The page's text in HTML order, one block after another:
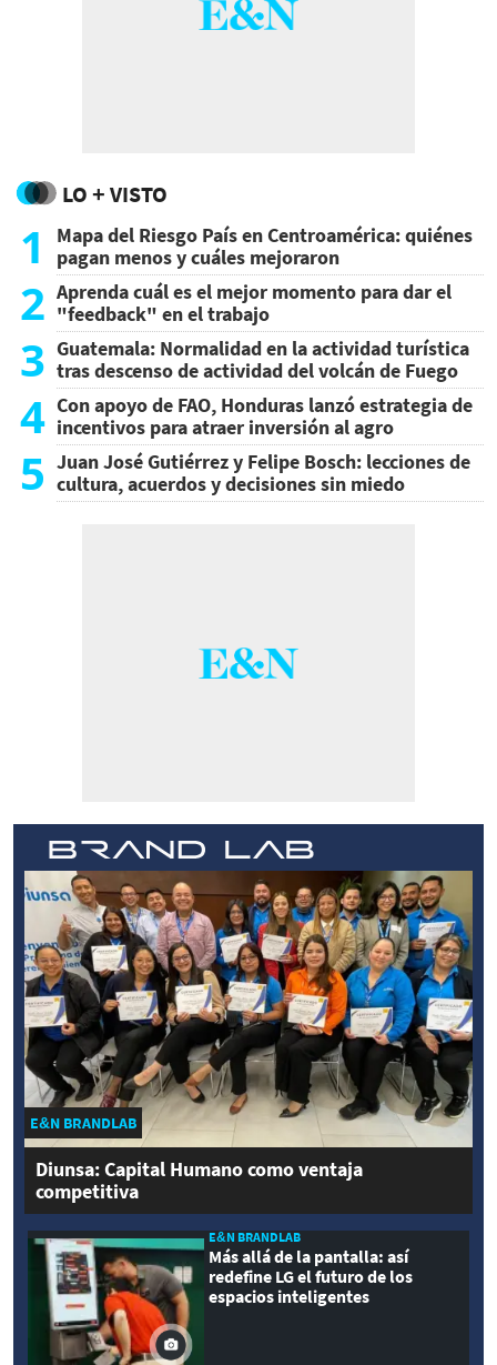
LO + VISTO
1
Mapa del Riesgo País en Centroamérica: quiénes
pagan menos y cuáles mejoraron
2 Aprenda cuál es el mejor momento para dar el
"feedback" en el trabajo
3 Guatemala: Normalidad en la actividad turística
tras descenso de actividad del volcán de Fuego
4 Con apoyo de FAO, Honduras lanzó estrategia de
incentivos para atraer inversión al agro
5 Juan José Gutiérrez y Felipe Bosch: lecciones de
cultura, acuerdos y decisiones sin miedo
E&N BRANDLAB
Diunsa: Capital Humano como ventaja
competitiva
E&N BRANDLAB
Más allá de la pantalla: así
redefine LG el futuro de los
espacios inteligentes